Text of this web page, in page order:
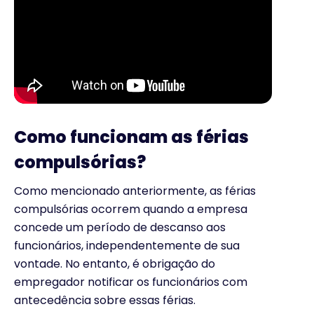
Como funcionam as férias
compulsórias?
Como mencionado anteriormente, as férias
compulsórias ocorrem quando a empresa
concede um período de descanso aos
funcionários, independentemente de sua
vontade. No entanto, é obrigação do
empregador notificar os funcionários com
antecedência sobre essas férias.